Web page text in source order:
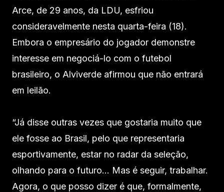
Arce, de 29 anos, da LDU, esfriou
consideravelmente nesta quarta-feira (18).
Embora o empresário do jogador demonstre
interesse em negociá-lo com o futebol
brasileiro, o Alviverde afirmou que não entrará
em leilão.
“Já disse outras vezes que gostaria muito que
ele fosse ao Brasil, pelo que representaria
esportivamente, estar no radar da seleção,
olhando para o futuro… Mas é seguir, trabalhar.
Agora, o que posso dizer é que, formalmente,